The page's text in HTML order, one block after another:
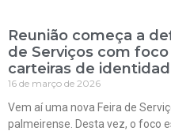
Reunião começa a
de Serviços com
carteiras de
16 de março de 2026
Vem aí uma nova Feira de
palmeirense. Desta vez, o foco